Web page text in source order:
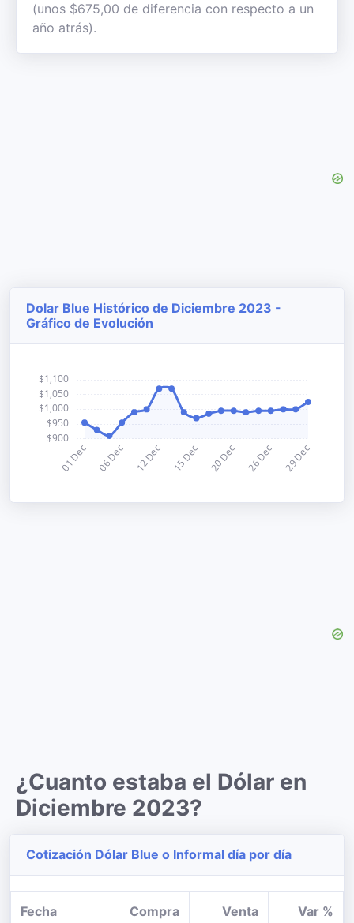
(unos $675,00 de diferencia con respecto a un
año atrás).
Dolar Blue Histórico de Diciembre 2023 -
Gráfico de Evolución
¿Cuanto estaba el Dólar en
Diciembre 2023?
Cotización Dólar Blue o Informal día por día
Fecha Compra Venta Var %